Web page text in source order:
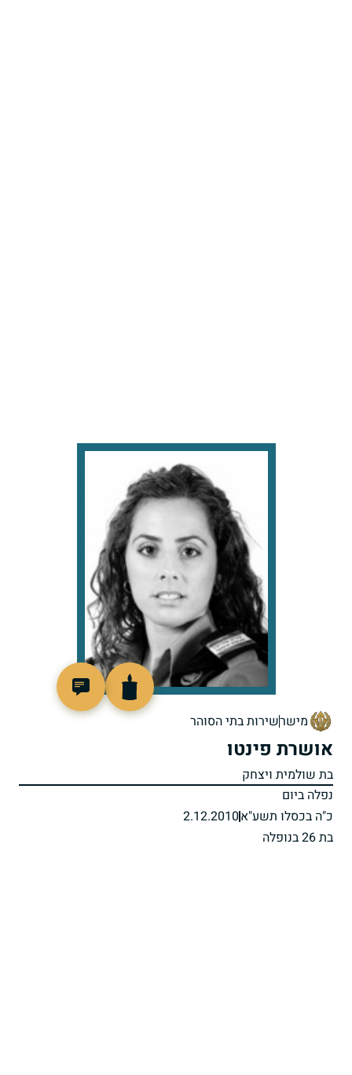
מישרשירות בתי הסוהר
אושרת פינטו
בת שולמית ויצחק
נפלה ביום
כ"ה בכסלו תשע"א2.12.2010
בת 26 בנופלה